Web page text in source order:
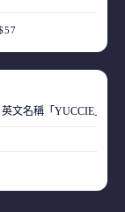
文名稱「YUCCIE」，